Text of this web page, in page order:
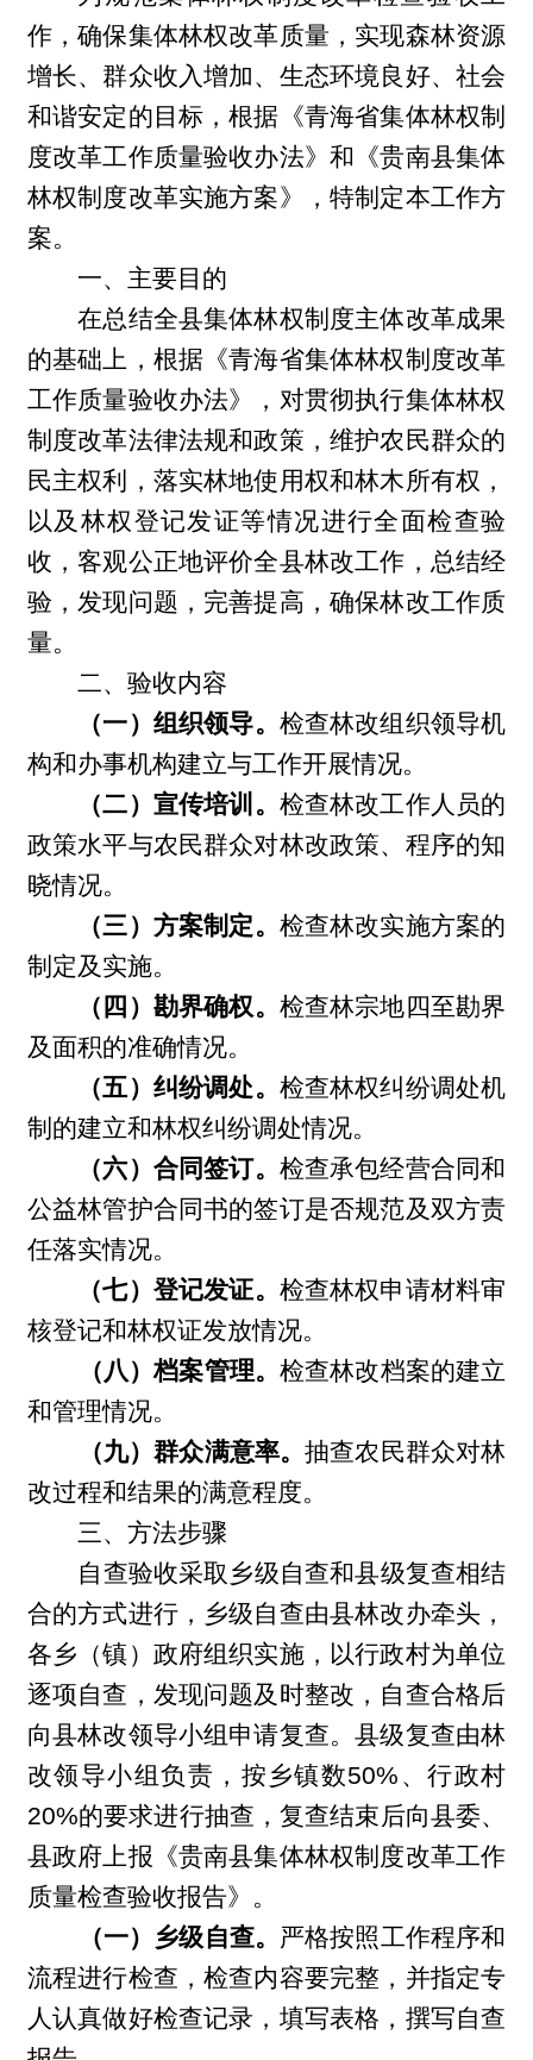
作，确保集体林权改革质量，实现森林资源
增长、群众收入增加、生态环境良好、社会
和谐安定的目标，根据《青海省集体林权制
度改革工作质量验收办法》和《贵南县集体
林权制度改革实施方案》，特制定本工作方
案。
一、主要目的
在总结全县集体林权制度主体改革成果
的基础上，根据《青海省集体林权制度改革
工作质量验收办法》，对贯彻执行集体林权
制度改革法律法规和政策，维护农民群众的
民主权利，落实林地使用权和林木所有权，
以及林权登记发证等情况进行全面检查验
收，客观公正地评价全县林改工作，总结经
验，发现问题，完善提高，确保林改工作质
量。
二、验收内容
（一）组织领导。 检查林改组织领导机
构和办事机构建立与工作开展情况。
（二）宣传培训。 检查林改工作人员的
政策水平与农民群众对林改政策、程序的知
晓情况。
（三）方案制定。 检查林改实施方案的
制定及实施。
（四）勘界确权。 检查林宗地四至勘界
及面积的准确情况。
（五）纠纷调处。 检查林权纠纷调处机
制的建立和林权纠纷调处情况。
（六）合同签订。 检查承包经营合同和
公益林管护合同书的签订是否规范及双方责
任落实情况。
（七）登记发证。 检查林权申请材料审
核登记和林权证发放情况。
（八）档案管理。 检查林改档案的建立
和管理情况。
（九）群众满意率。抽查农民群众对林
改过程和结果的满意程度。
三、方法步骤
自查验收采取乡级自查和县级复查相结
合的方式进行，乡级自查由县林改办牵头，
各乡（镇）政府组织实施，以行政村为单位
逐项自查，发现问题及时整改，自查合格后
向县林改领导小组申请复查。县级复查由林
改领导小组负责，按乡镇数50%、行政村
20%的要求进行抽查，复查结束后向县委、
县政府上报《贵南县集体林权制度改革工作
质量检查验收报告》。
（一）乡级自查。 严格按照工作程序和
流程进行检查，检查内容要完整，并指定专
人认真做好检查记录，填写表格，撰写自查